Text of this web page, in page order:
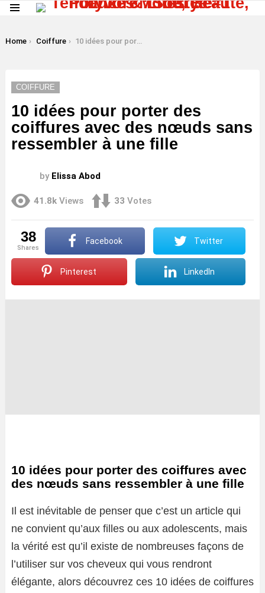
You are here:
Home Coiffure 10 idées pour porter des coiffures avec des nœuds sans ressembler à une fille
COIFFURE
10 idées pour porter des
coiffures avec des nœuds sans
ressembler à une fille
by Elissa Abod
41.8k Views 33 Votes
38
shares
Facebook Twitter
Pinterest LinkedIn
10 idées pour porter des coiffures avec
des nœuds sans ressembler à une fille
Il est inévitable de penser que c’est un article qui
ne convient qu’aux filles ou aux adolescents, mais
la vérité est qu’il existe de nombreuses façons de
l’utiliser sur vos cheveux qui vous rendront
élégante, alors découvrez ces 10 idées de coiffures